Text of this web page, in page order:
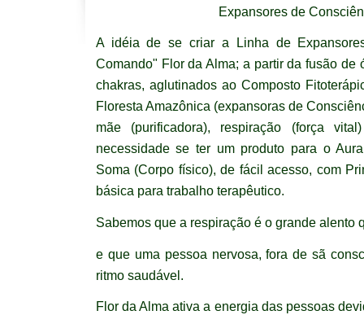
Expansores de
A idéia de se criar a Linha de
Comando" Flor da Alma; a partir da fusão de
chakras, aglutinados ao Composto
Floresta Amazônica (expansoras de
mãe (purificadora), respiração (força
necessidade se ter um produto para o
Soma (Corpo físico), de fácil acesso, com
básica para trabalho terapêutico.
Sabemos que a respiração é o grande alento
e que uma pessoa nervosa, fora de sã
ritmo saudável.
Flor da Alma ativa a energia das pessoas